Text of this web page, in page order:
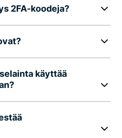
2FA-koodeja?
käyttää